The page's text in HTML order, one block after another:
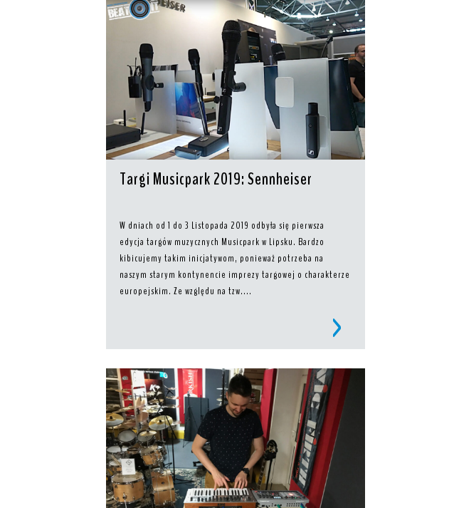
Targi Musicpark 2019: Sennheiser
W dniach od 1 do 3 Listopada 2019 odbyła się pierwsza
edycja targów muzycznych Musicpark w Lipsku. Bardzo
kibicujemy takim inicjatywom, ponieważ potrzeba na
naszym starym kontynencie imprezy targowej o charakterze
europejskim. Ze względu na tzw....